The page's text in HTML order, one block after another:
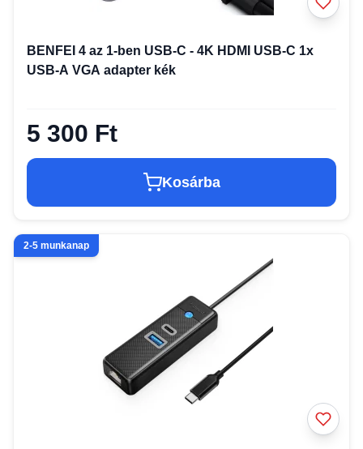
BENFEI 4 az 1-ben USB-C - 4K HDMI USB-C 1x
USB-A VGA adapter kék
5 300 Ft
Kosárba
2-5 munkanap